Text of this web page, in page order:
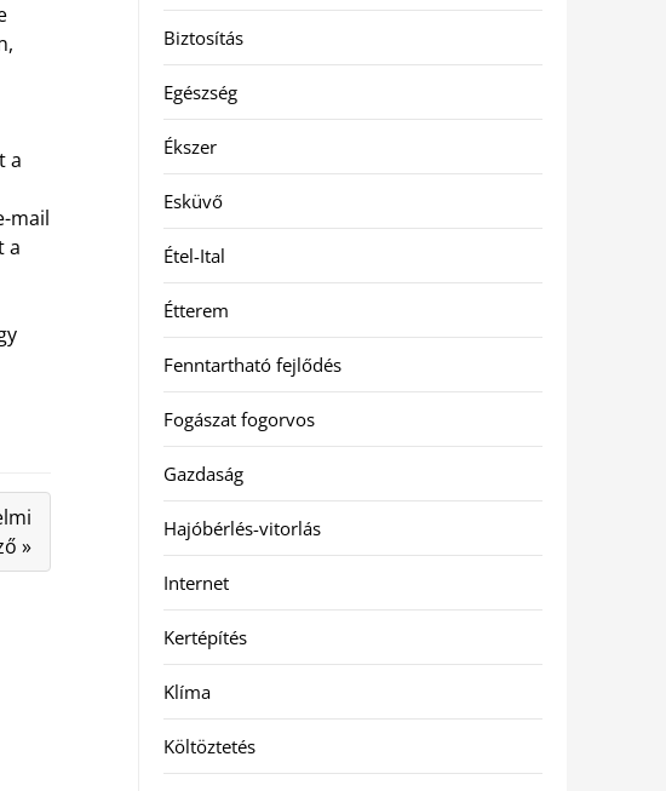
a
mail
a
»
Biztosítás
Egészség
Ékszer
Esküvő
Étel-Ital
Étterem
Fenntartható fejlődés
Fogászat fogorvos
Gazdaság
Hajóbérlés-vitorlás
Internet
Kertépítés
Klíma
Költöztetés